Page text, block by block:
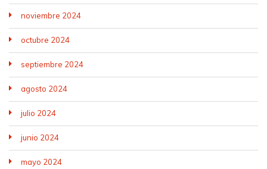
noviembre 2024
octubre 2024
septiembre 2024
agosto 2024
julio 2024
junio 2024
mayo 2024